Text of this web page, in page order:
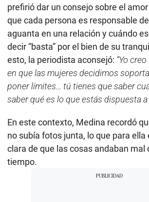
prefirió dar un consejo sobre el
que cada persona es responsable
aguanta en una relación y cuándo
decir “basta” por el bien de su
esto, la periodista aconsejó: “Yo
en que las mujeres decidimos
poner límites… tú tienes que saber
saber qué es lo que estás dispuesta a
En este contexto, Medina recordó
no subía fotos junta, lo que para ella
clara de que las cosas andaban mal
tiempo.